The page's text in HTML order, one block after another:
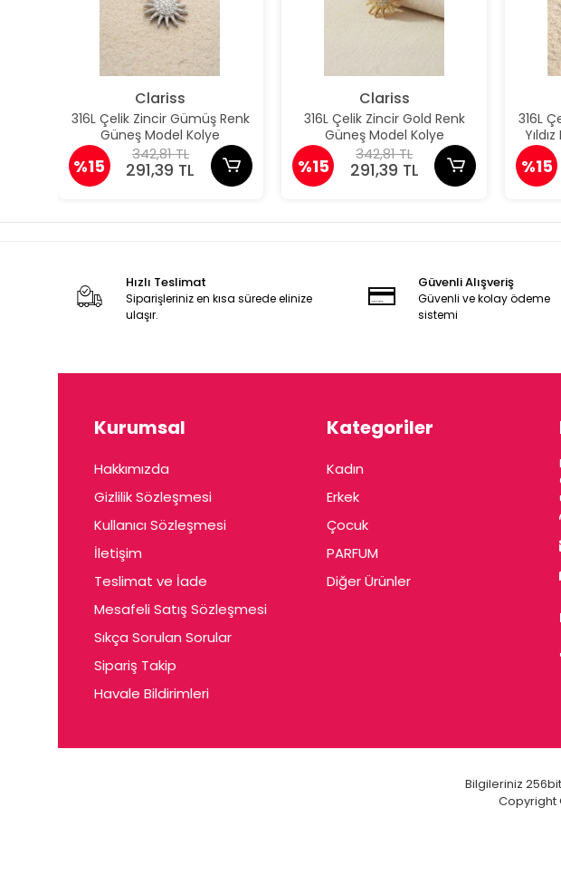
Clariss
316L Çelik Zincir Gümüş Renk
Güneş Model Kolye
%15
342,81 TL
291,39 TL
Clariss
316L Çelik Zincir Gold Renk
Güneş Model Kolye
%15
342,81 TL
291,39 TL
316L
%15
Hızlı Teslimat
Siparişleriniz en kısa sürede elinize
ulaşır.
Güvenli Alışveriş
Güvenli ve kolay ödeme
sistemi
Kurumsal
Hakkımızda
Gizlilik Sözleşmesi
Kullanıcı Sözleşmesi
İletişim
Teslimat ve İade
Mesafeli Satış Sözleşmesi
Sıkça Sorulan Sorular
Sipariş Takip
Havale Bildirimleri
Kategoriler
Kadın
Erkek
Çocuk
PARFUM
Diğer Ürünler
Bilgileriniz
Copyright